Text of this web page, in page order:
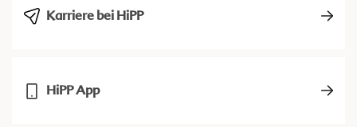
Karriere bei HiPP
HiPP App